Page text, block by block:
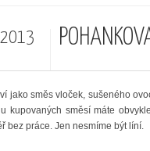
2013
jako směs vloček, sušeného
kupovaných směsí máte
bez práce. Jen nesmíme být líní.